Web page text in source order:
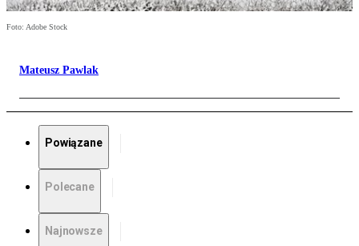
Foto: Adobe Stock
Mateusz Pawlak
Powiązane
Polecane
Najnowsze